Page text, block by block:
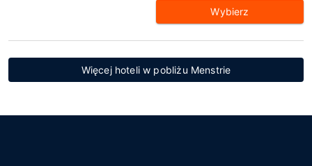
Wybierz
Więcej hoteli w pobliżu Menstrie